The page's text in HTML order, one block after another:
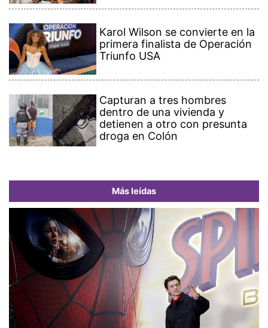
Karol Wilson se convierte en la
primera finalista de Operación
Triunfo USA
Capturan a tres hombres
dentro de una vivienda y
detienen a otro con presunta
droga en Colón
Más leídas